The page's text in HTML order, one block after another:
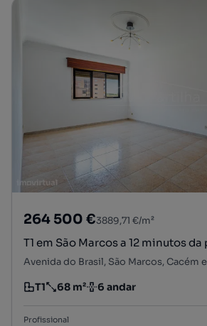
264 500 €3889,71 €/m²
T1 em São Marcos a 12 minutos
Tipologia
T1
Preço por metro quadrado
68 m²
Andar 6 andar
Profissional